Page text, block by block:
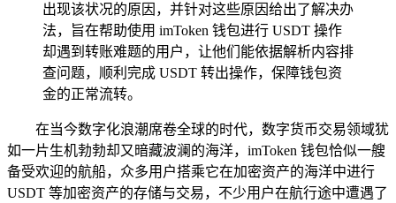
出现该状况的原因，并针对这些原因给出了解决办
法，旨在帮助使用 imToken 钱包进行 USDT 操作
却遇到转账难题的用户，让他们能依据解析内容排
查问题，顺利完成 USDT 转出操作，保障钱包资
金的正常流转。
在当今数字化浪潮席卷全球的时代，数字货币交易领域犹
如一片生机勃勃却又暗藏波澜的海洋，imToken 钱包恰似一艘
备受欢迎的航船，众多用户搭乘它在加密资产的海洋中进行
USDT 等加密资产的存储与交易，不少用户在航行途中遭遇了